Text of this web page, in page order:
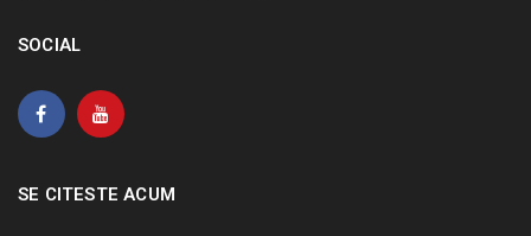
SOCIAL
SE CITESTE ACUM